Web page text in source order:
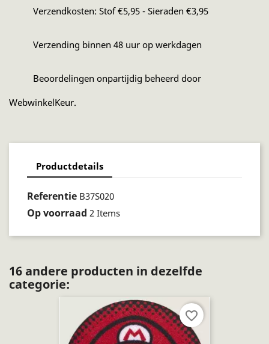
Verzendkosten: Stof €5,95 - Sieraden €3,95
Verzending binnen 48 uur op werkdagen
Beoordelingen onpartijdig beheerd door
WebwinkelKeur.
Productdetails
Referentie B37S020
Op voorraad 2 Items
16 andere producten in dezelfde
categorie:
favorite_border